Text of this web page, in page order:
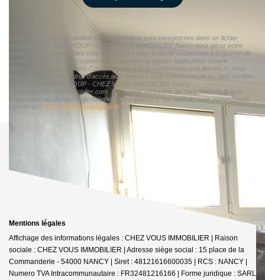
« Les informations recueillies sur ce formulaire sont enregistrées dans un fichier
informatisé par IMOGROUP - CHEZ VOUS IMMOBILIER Nancy pour gérer votre
demande de contact. Elles sont conservées pour la durée nécessaire à la gestion de
la relation client dans le respect des prescriptions légales applicables et sont
destinées à nos conseillers Conformément à la loi « informatique et libertés », vous
pouvez exercer votre droit d'accès aux données vous concernant et les faire rectifier
en contactant IMOGROUP - CHEZ VOUS IMMOBILIER Nancy
contact@chezvousimmobilier.com. Nous vous informons de l'existence de la liste
d'opposition au démarchage téléphonique « Bloctel », sur laquelle vous pouvez vous
inscrire ici : https://www.bloctel.gouv.fr/»
Mentions légales
Affichage des informations légales : CHEZ VOUS IMMOBILIER | Raison
sociale : CHEZ VOUS IMMOBILIER | Adresse siège social : 15 place de la
Commanderie - 54000 NANCY | Siret : 48121616600035 | RCS : NANCY |
Numero TVA Intracommunautaire : FR32481216166 | Forme juridique : SARL